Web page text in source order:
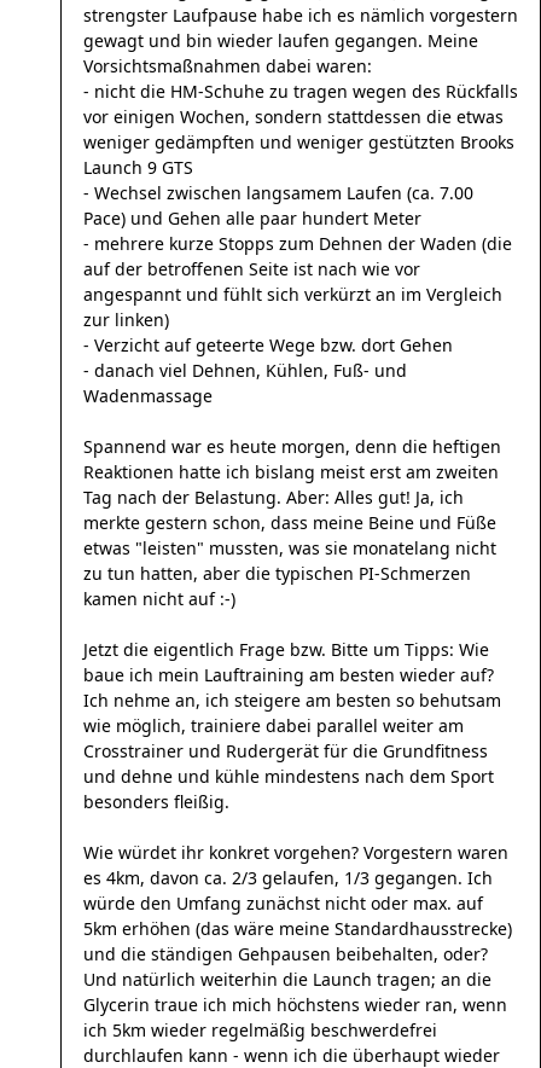
strengster Laufpause habe ich es nämlich vorgestern
gewagt und bin wieder laufen gegangen. Meine
Vorsichtsmaßnahmen dabei waren:
- nicht die HM-Schuhe zu tragen wegen des Rückfalls
vor einigen Wochen, sondern stattdessen die etwas
weniger gedämpften und weniger gestützten Brooks
Launch 9 GTS
- Wechsel zwischen langsamem Laufen (ca. 7.00
Pace) und Gehen alle paar hundert Meter
- mehrere kurze Stopps zum Dehnen der Waden (die
auf der betroffenen Seite ist nach wie vor
angespannt und fühlt sich verkürzt an im Vergleich
zur linken)
- Verzicht auf geteerte Wege bzw. dort Gehen
- danach viel Dehnen, Kühlen, Fuß- und
Wadenmassage
Spannend war es heute morgen, denn die heftigen
Reaktionen hatte ich bislang meist erst am zweiten
Tag nach der Belastung. Aber: Alles gut! Ja, ich
merkte gestern schon, dass meine Beine und Füße
etwas "leisten" mussten, was sie monatelang nicht
zu tun hatten, aber die typischen PI-Schmerzen
kamen nicht auf :-)
Jetzt die eigentlich Frage bzw. Bitte um Tipps: Wie
baue ich mein Lauftraining am besten wieder auf?
Ich nehme an, ich steigere am besten so behutsam
wie möglich, trainiere dabei parallel weiter am
Crosstrainer und Rudergerät für die Grundfitness
und dehne und kühle mindestens nach dem Sport
besonders fleißig.
Wie würdet ihr konkret vorgehen? Vorgestern waren
es 4km, davon ca. 2/3 gelaufen, 1/3 gegangen. Ich
würde den Umfang zunächst nicht oder max. auf
5km erhöhen (das wäre meine Standardhausstrecke)
und die ständigen Gehpausen beibehalten, oder?
Und natürlich weiterhin die Launch tragen; an die
Glycerin traue ich mich höchstens wieder ran, wenn
ich 5km wieder regelmäßig beschwerdefrei
durchlaufen kann - wenn ich die überhaupt wieder